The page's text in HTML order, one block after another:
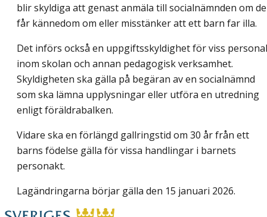
blir skyldiga att genast anmäla till socialnämnden om de
får kännedom om eller misstänker att ett barn far illa.
Det införs också en uppgiftsskyldighet för viss personal
inom skolan och annan pedagogisk verksamhet.
Skyldigheten ska gälla på begäran av en socialnämnd
som ska lämna upplysningar eller utföra en utredning
enligt föräldrabalken.
Vidare ska en förlängd gallringstid om 30 år från ett
barns födelse gälla för vissa handlingar i barnets
personakt.
Lagändringarna börjar gälla den 15 januari 2026.